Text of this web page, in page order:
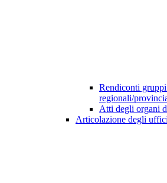
Rendiconti
regionali/
Atti degli organi
Articolazione degli uffici